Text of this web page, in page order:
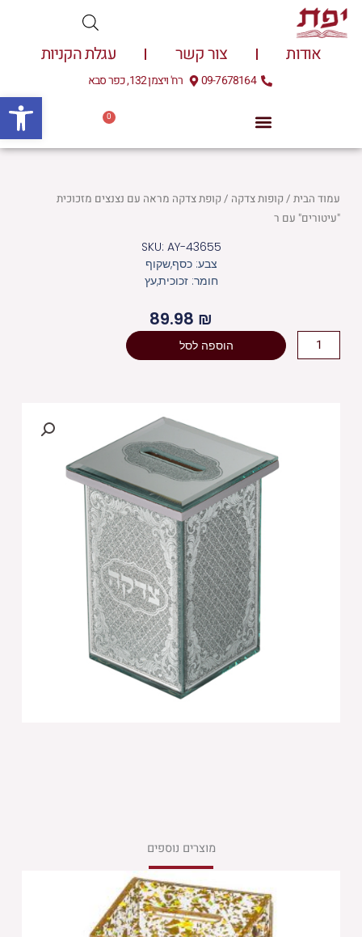
דילוג
לתוכן
אודות צור קשר עגלת הקניות
09-7678164 רח' ויצמן 132, כפר סבא
0
עגלת
עמוד הבית/ קופות צדקה / קופת צדקה מראה עם נצנצים מזכוכית
"עיטורים" עם ר
SKU: AY-43655
צבע: כסף,שקוף
חומר: זכוכית,עץ
89.98 ₪
כמות
של
הוספה לסל
מוצרים נוספים